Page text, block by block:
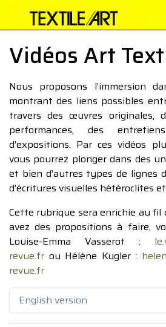
Vidéos Art
Nous proposons l’immersion
montrant des liens possibles
travers des œuvres originales,
performances, des
d’expositions. Par ces vidéos
vous pourrez plonger dans des
et bien d’autres types de lignes
d’écritures visuelles hétéroclites
Cette rubrique sera enrichie au fil
avez des propositions à faire,
Louise-Emma Vasserot :
revue.fr ou Hélène Kugler :
revue.fr
English version